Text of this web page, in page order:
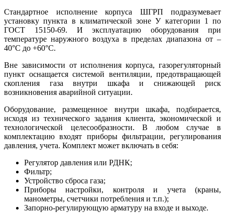
Стандартное исполнение корпуса ШГРП подразумевает
установку пункта в климатической зоне У категории 1 по
ГОСТ 15150-69. И эксплуатацию оборудования при
температуре наружного воздуха в пределах диапазона от –
40°С до +60°С.
Вне зависимости от исполнения корпуса, газорегуляторный
пункт оснащается системой вентиляции, предотвращающей
скопления газа внутри шкафа и снижающей риск
возникновения аварийной ситуации.
Оборудование, размещенное внутри шкафа, подбирается,
исходя из технического задания клиента, экономической и
технологической целесообразности. В любом случае в
комплектацию входят приборы фильтрации, регулирования
давления, учета. Комплект может включать в себя:
Регулятор давления или РДНК;
Фильтр;
Устройство сброса газа;
Приборы настройки, контроля и учета (краны,
манометры, счетчики потребления и т.п.);
Запорно-регулирующую арматуру на входе и выходе.